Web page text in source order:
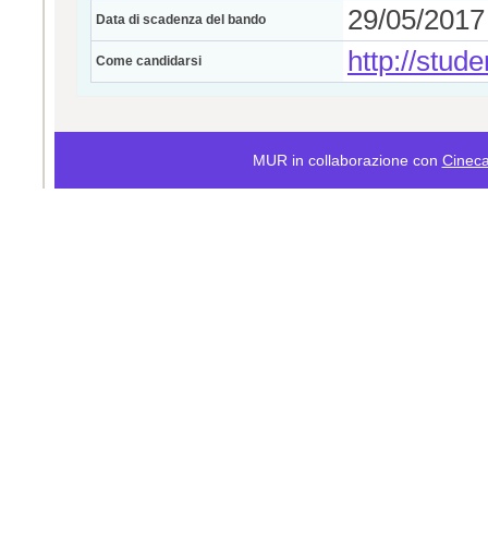
Data di scadenza del bando 29/05/
Come candidarsi http://
MUR in collaborazione con